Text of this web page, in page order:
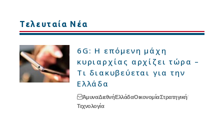
Τελευταία Νέα
6G: Η επόμενη μάχη
κυριαρχίας αρχίζει τώρα –
Τι διακυβεύεται για την
Ελλάδα
ΆμυναΔιεθνήΕλλάδαΟικονομίαΣτρατηγική
Τεχνολογία